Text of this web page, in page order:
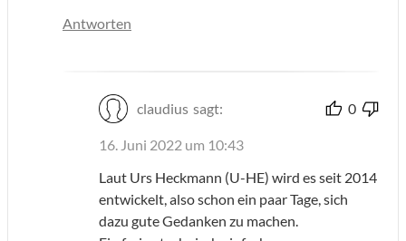
Antworten
claudius sagt: 0
16. Juni 2022 um 10:43
Laut Urs Heckmann (U-HE) wird es seit 2014
entwickelt, also schon ein paar Tage, sich
dazu gute Gedanken zu machen.